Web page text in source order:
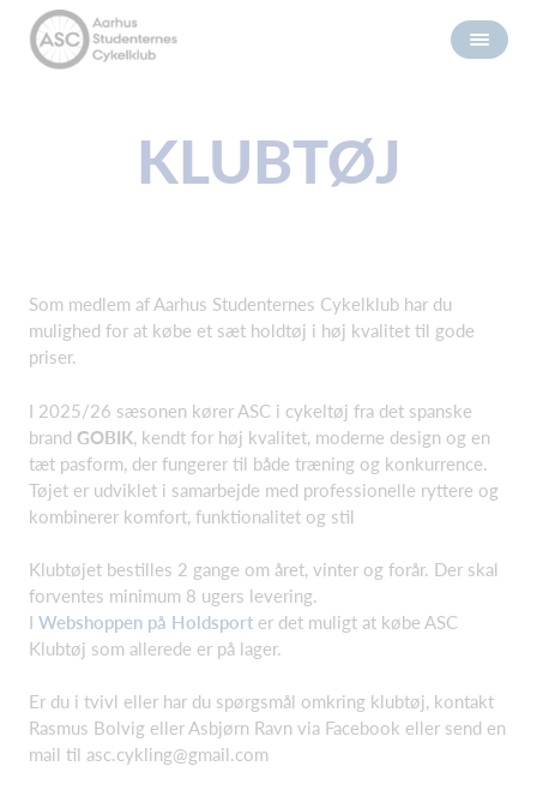
KLUBTØJ
Som medlem af Aarhus Studenternes Cykelklub har du
mulighed for at købe et sæt holdtøj i høj kvalitet til gode
priser.
I 2025/26 sæsonen kører ASC i cykeltøj fra det spanske
brand GOBIK , kendt for høj kvalitet, moderne design og en
tæt pasform, der fungerer til både træning og konkurrence.
Tøjet er udviklet i samarbejde med professionelle ryttere og
kombinerer komfort, funktionalitet og stil
Klubtøjet bestilles 2 gange om året, vinter og forår. Der skal
forventes minimum 8 ugers levering.
I Webshoppen på Holdsport er det muligt at købe ASC
Klubtøj som allerede er på lager.
Er du i tvivl eller har du spørgsmål omkring klubtøj, kontakt
Rasmus Bolvig eller Asbjørn Ravn via Facebook eller send en
mail til asc.cykling@gmail.com